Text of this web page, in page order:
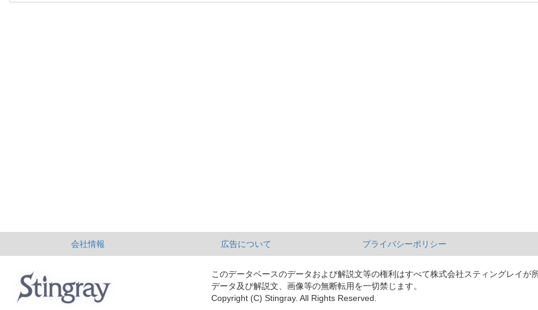
会社情報 広告について プライバシーポリシー
このデータベースのデータおよび解説文等の権利はすべて株式会社スティングレイが
データ及び解説文、画像等の無断転用を一切禁じます。
Copyright (C) Stingray. All Rights Reserved.